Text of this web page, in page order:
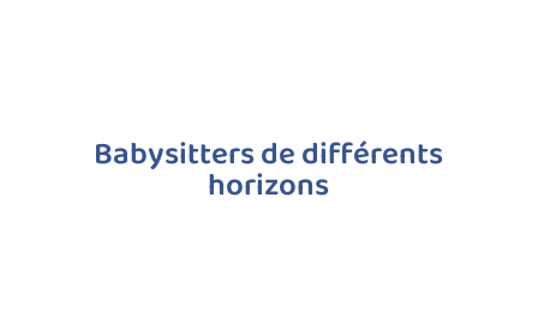
Babysitters de différents
horizons